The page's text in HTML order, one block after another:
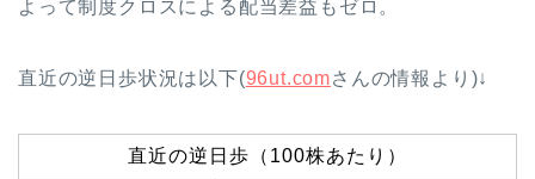
よって制度クロスによる配当差益もゼロ。
直近の逆日歩状況は以下(96ut.comさんの情報より)↓
直近の逆日歩（100株あたり）